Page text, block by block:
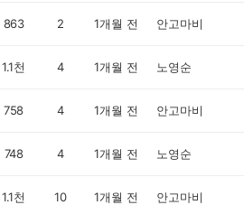
863 2 1개월 전 안고마비
1.1천 4 1개월 전 노영순
758 4 1개월 전 안고마비
748 4 1개월 전 노영순
1.1천 10 1개월 전 안고마비